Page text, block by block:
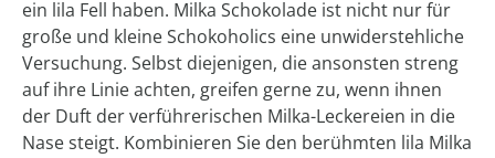
ein lila Fell haben. Milka Schokolade ist nicht nur für
große und kleine Schokoholics eine unwiderstehliche
Versuchung. Selbst diejenigen, die ansonsten streng
auf ihre Linie achten, greifen gerne zu, wenn ihnen
der Duft der verführerischen Milka-Leckereien in die
Nase steigt. Kombinieren Sie den berühmten lila Milka